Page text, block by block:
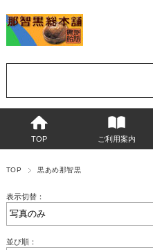
TOP ご利用案内
TOP 黒あめ那智黒
表示切替：
並び順：